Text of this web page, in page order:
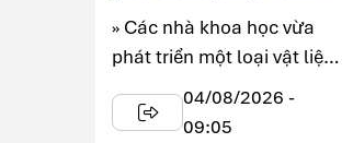
măng tự phục hồi
» Các nhà khoa học vừa
phát triển một loại vật liệu
nền xi măng có khả năng ...
04/08/2026 -
09:05